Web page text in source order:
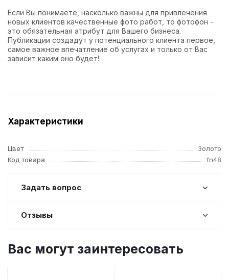
Если Вы понимаете, насколько важны для привлечения
новых клиентов качественные фото работ, то фотофон -
это обязательная атрибут для Вашего бизнеса.
Публикации создадут у потенциального клиента первое,
самое важное впечатление об услугах и только от Вас
зависит каким оно будет!
Характеристики
Цвет
Золото
Код товара
fn48
Задать вопрос
Отзывы
Вас могут заинтересовать